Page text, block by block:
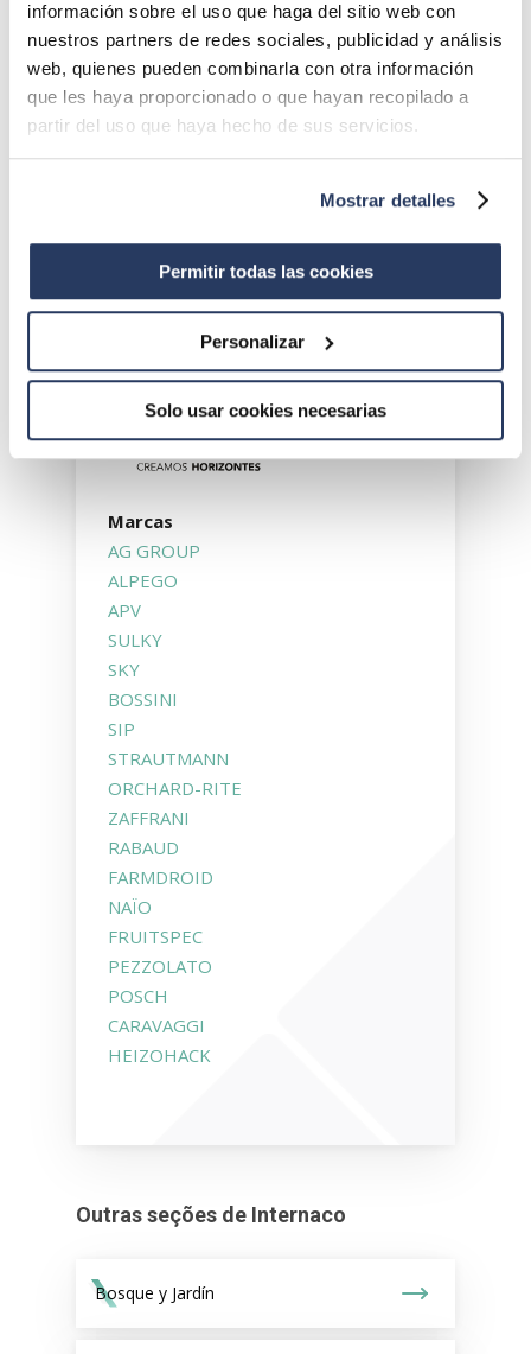
información sobre el uso que haga del sitio web con
nuestros partners de redes sociales, publicidad y análisis
web, quienes pueden combinarla con otra información
que les haya proporcionado o que hayan recopilado a
partir del uso que haya hecho de sus servicios.
Mostrar detalles
Permitir todas las cookies
Personalizar
Solo usar cookies necesarias
meio ambiente são pilares fundamentais da
estratégia do grupo. Foi em resultado desta
aposta na incorporação das novas tecnologias
e da transformação digital que nasceu, em
2021, a subsidiária INNOVATION: uma linha
de trabalho especializada na comercialização
de equipamentos que apresentam soluções
com ênfase na consecução de uma agricultura
mais sustentável.
Marcas
AG GROUP
ALPEGO
APV
SULKY
SKY
BOSSINI
SIP
STRAUTMANN
ORCHARD-RITE
ZAFFRANI
RABAUD
FARMDROID
NAÏO
FRUITSPEC
PEZZOLATO
POSCH
CARAVAGGI
HEIZOHACK
Outras seções de Internaco
Bosque y Jardín